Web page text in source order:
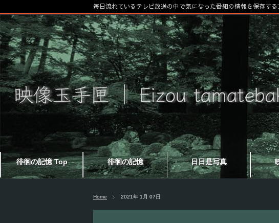
徘徊の記憶 Top 徘徊の記憶 日日是写真
毎日流れているテレビ放送の中で気になった番組の情報を保存す
Home 2021年 1月 07日